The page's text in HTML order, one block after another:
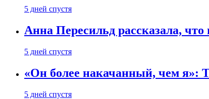
5 дней спустя
Анна Пересильд рассказала,
5 дней спустя
«Он более накачанный, чем я»:
5 дней спустя